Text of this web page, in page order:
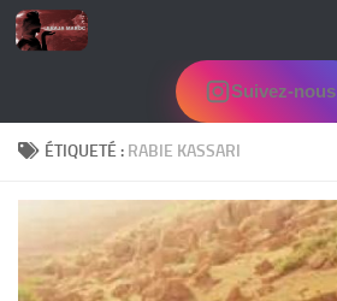
Skip to content
Suivez-nous
ÉTIQUETÉ : RABIE KASSARI